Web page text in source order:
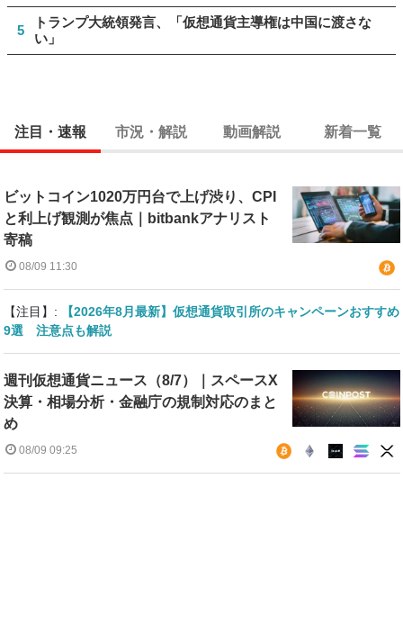
5
トランプ大統領発言、「仮想通貨主導権は中国に渡さな
い」
注目・速報 市況・解説 動画解説 新着一覧
ビットコイン1020万円台で上げ渋り、CPI
と利上げ観測が焦点｜bitbankアナリスト
寄稿
08/09 11:30
【注目】:
【2026年8月最新】仮想通貨取引所のキャンペーンおすすめ
9選 注意点も解説
週刊仮想通貨ニュース（8/7）｜スペースX
決算・相場分析・金融庁の規制対応のまと
め
08/09 09:25